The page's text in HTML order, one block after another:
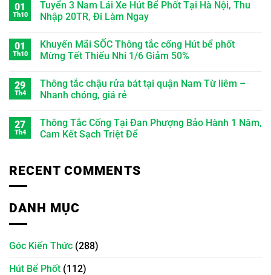
01
Th10
Tuyển 3 Nam Lái Xe Hút Bể Phốt Tại Hà Nội, Thu
Nhập 20TR, Đi Làm Ngay
01
Th10
Khuyến Mãi SỐC Thông tắc cống Hút bể phốt
Mừng Tết Thiếu Nhi 1/6 Giảm 50%
29
Th4
Thông tắc chậu rửa bát tại quận Nam Từ liêm –
Nhanh chóng, giá rẻ
27
Th4
Thông Tắc Cống Tại Đan Phượng Bảo Hành 1 Năm,
Cam Kết Sạch Triệt Để
RECENT COMMENTS
DANH MỤC
Góc Kiến Thức (288)
Hút Bể Phốt (112)